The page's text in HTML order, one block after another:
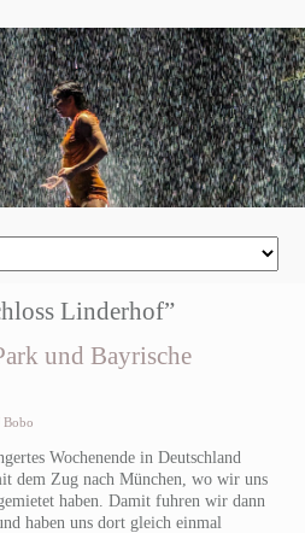
Linderhof”
und Bayrische
Bobo
Wochenende in Deutschland
dem Zug nach München, wo wir uns
haben. Damit fuhren wir dann
haben uns dort gleich einmal